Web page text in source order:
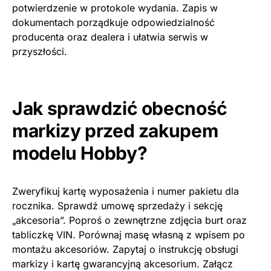
potwierdzenie w protokole wydania. Zapis w
dokumentach porządkuje odpowiedzialność
producenta oraz dealera i ułatwia serwis w
przyszłości.
Jak sprawdzić obecność
markizy przed zakupem
modelu Hobby?
Zweryfikuj kartę wyposażenia i numer pakietu dla
rocznika. Sprawdź umowę sprzedaży i sekcję
„akcesoria”. Poproś o zewnętrzne zdjęcia burt oraz
tabliczkę VIN. Porównaj masę własną z wpisem po
montażu akcesoriów. Zapytaj o instrukcję obsługi
markizy i kartę gwarancyjną akcesorium. Załącz